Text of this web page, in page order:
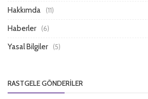
Hakkımda (11)
Haberler (6)
Yasal Bilgiler (5)
RASTGELE GÖNDERILER